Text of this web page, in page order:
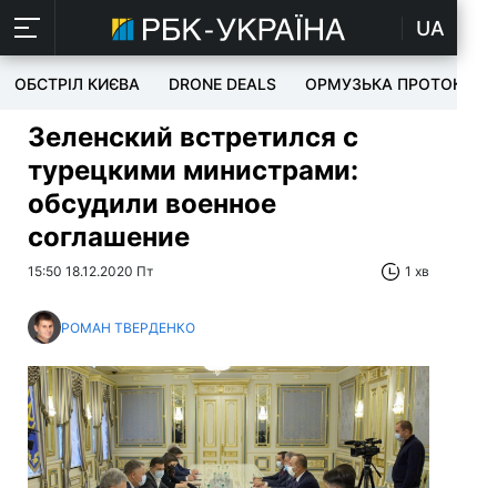
UA
ОБСТРІЛ КИЄВА DRONE DEALS ОРМУЗЬКА ПРОТОКА
Зеленский встретился с
турецкими министрами:
обсудили военное
соглашение
15:50 18.12.2020 Пт 1 хв
РОМАН ТВЕРДЕНКО